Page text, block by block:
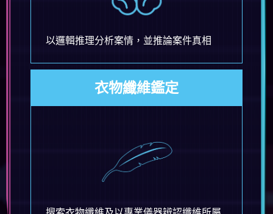
以邏輯推理分析案情，並推論案件真相
衣物纖維鑑定